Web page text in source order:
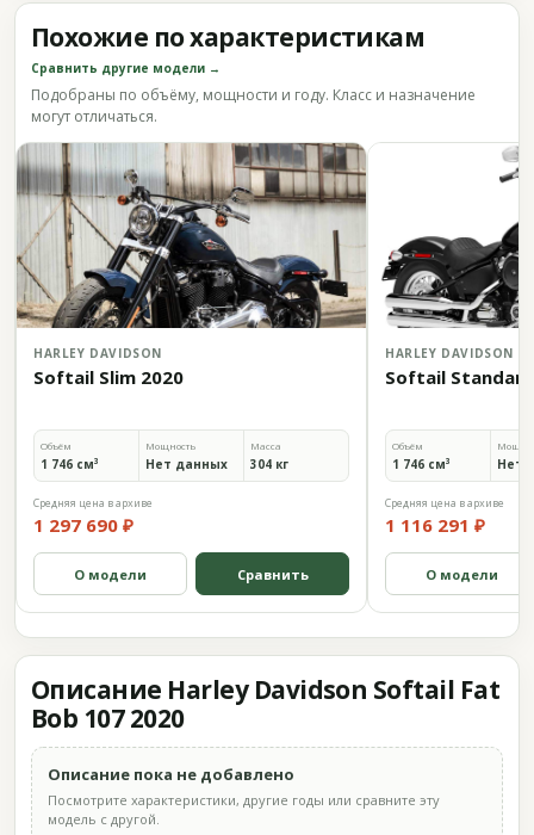
Похожие по характеристикам
Сравнить другие модели →
Подобраны по объёму, мощности и году. Класс и назначение
могут отличаться.
HARLEY DAVIDSON
Softail Slim 2020
Объём
1 746 см³
Мощность
Нет данных
Масса
304 кг
Средняя цена в архиве
1 297 690 ₽
О модели Сравнить
HARLEY DAVIDSON
Softail
Объём
1 746 см³ Нет
Средняя цена в архиве
1 116 291 ₽
О модели
Описание Harley Davidson Softail Fat
Bob 107 2020
Описание пока не добавлено
Посмотрите характеристики, другие годы или сравните эту
модель с другой.